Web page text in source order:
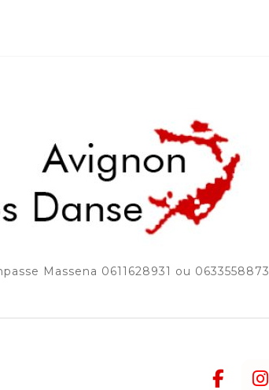
Massena 0611628931 ou 0633558873